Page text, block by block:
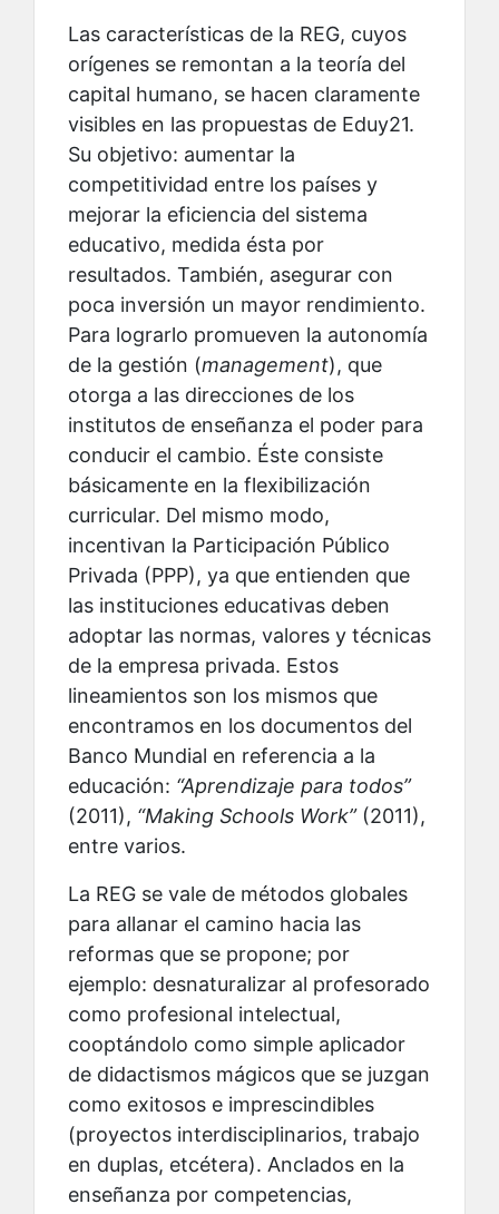
Las características de la REG, cuyos
orígenes se remontan a la teoría del
capital humano, se hacen claramente
visibles en las propuestas de Eduy21.
Su objetivo: aumentar la
competitividad entre los países y
mejorar la eficiencia del sistema
educativo, medida ésta por
resultados. También, asegurar con
poca inversión un mayor rendimiento.
Para lograrlo promueven la autonomía
de la gestión (management), que
otorga a las direcciones de los
institutos de enseñanza el poder para
conducir el cambio. Éste consiste
básicamente en la flexibilización
curricular. Del mismo modo,
incentivan la Participación Público
Privada (PPP), ya que entienden que
las instituciones educativas deben
adoptar las normas, valores y técnicas
de la empresa privada. Estos
lineamientos son los mismos que
encontramos en los documentos del
Banco Mundial en referencia a la
educación: “Aprendizaje para todos”
(2011), “Making Schools Work”(2011),
entre varios.
La REG se vale de métodos globales
para allanar el camino hacia las
reformas que se propone; por
ejemplo: desnaturalizar al profesorado
como profesional intelectual,
cooptándolo como simple aplicador
de didactismos mágicos que se juzgan
como exitosos e imprescindibles
(proyectos interdisciplinarios, trabajo
en duplas, etcétera). Anclados en la
enseñanza por competencias,